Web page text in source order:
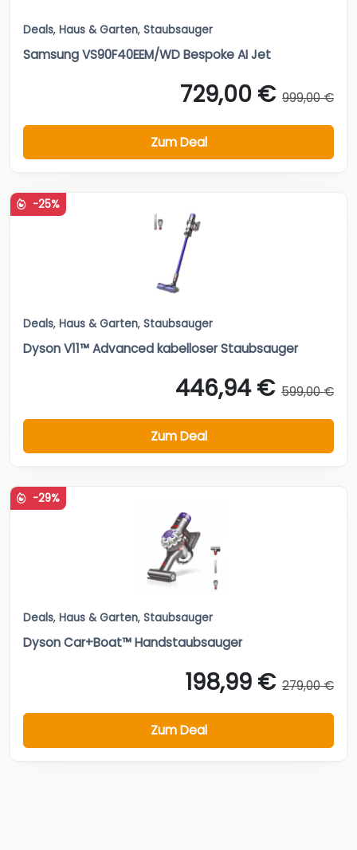
Deals, Haus & Garten, Staubsauger
Samsung VS90F40EEM/WD Bespoke AI Jet
729,00 € 999,00 €
Zum Deal
-25%
Deals, Haus & Garten, Staubsauger
Dyson V11™ Advanced kabelloser Staubsauger
446,94 € 599,00 €
Zum Deal
-29%
Deals, Haus & Garten, Staubsauger
Dyson Car+Boat™ Handstaubsauger
198,99 € 279,00 €
Zum Deal